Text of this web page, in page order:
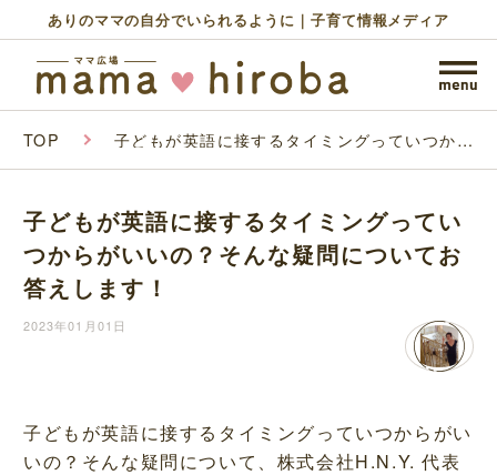
ありのママの自分でいられるように｜子育て情報メディア
TOP 子どもが英語に接するタイミングっていつから
子どもが英語に接するタイミングってい
つからがいいの？そんな疑問についてお
答えします！
2023年01月01日
子どもが英語に接するタイミングっていつからがい
いの？そんな疑問について、株式会社H.N.Y. 代表